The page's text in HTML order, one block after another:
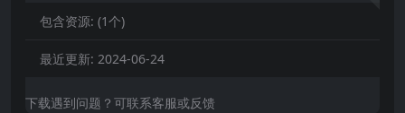
包含资源: (1个)
最近更新: 2024-06-24
下载遇到问题？可联系客服或反馈